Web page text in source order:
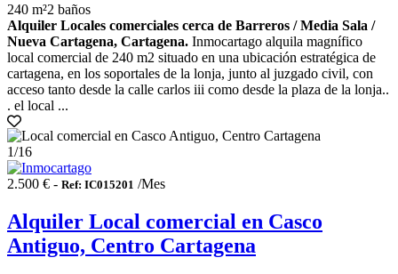
240 m²2 baños
Alquiler Locales comerciales cerca de Barreros / Media Sala /
Nueva Cartagena, Cartagena. Inmocartago alquila magnífico
local comercial de 240 m2 situado en una ubicación estratégica de
cartagena, en los soportales de la lonja, junto al juzgado civil, con
acceso tanto desde la calle carlos iii como desde la plaza de la lonja..
. el local ...
1/16
2.500 € - Ref: IC015201 /Mes
Alquiler Local comercial en Casco
Antiguo, Centro Cartagena